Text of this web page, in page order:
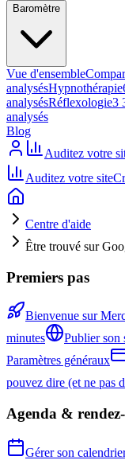
Baromètre
Vue d'ensemble
analysésHypnothérapie
analysésRéflexologie3
analysés
Blog
Auditez votre
Auditez votre site
Centre d'aide
Être trouvé sur
Premiers pas
Bienvenue sur
minutes
Publier son
Paramètres généraux
pouvez dire (et ne pas
Agenda &
Gérer son